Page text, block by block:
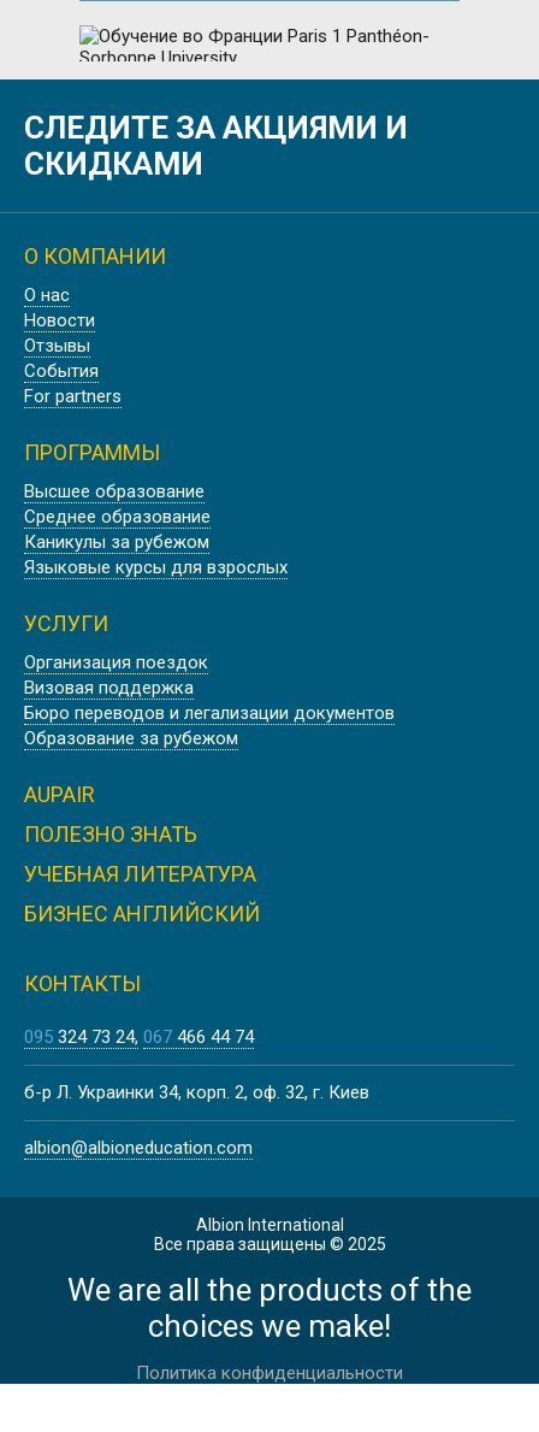
ОБУЧЕНИЕ ВО ФРАНЦИИ PARIS 1
PANTHÉON-SORBONNE UNIVERSITY
ШТУДИЕНКОЛЛЕГ КАРЛСРУЭ,
WASHINGTON STATE UNIVERSITY |
CША
COLORADO STATE UNIVERSITY |
CША
UNIVERSITY OF APPLIED SCIENCES
FRANKFURT, ГЕРМАНИЯ
UNIVERSITY OF APPLIED SCIENCES
MUNICH I ГЕРМАНИЯ
СЛЕДИТЕ ЗА АКЦИЯМИ И
СКИДКАМИ
О КОМПАНИИ
О нас
Новости
Отзывы
События
For partners
ПРОГРАММЫ
Высшее образование
Среднее образование
Каникулы за рубежом
Языковые курсы для взрослых
УСЛУГИ
Организация поездок
Визовая поддержка
Бюро переводов и легализации документов
Образование за рубежом
AUPAIR
ПОЛЕЗНО ЗНАТЬ
УЧЕБНАЯ ЛИТЕРАТУРА
БИЗНЕС АНГЛИЙСКИЙ
КОНТАКТЫ
095 324 73 24 067 466 44 74
б-р Л. Украинки 34, корп. 2, оф. 32, г. Киев
albion@albioneducation.com
Albion International
Все права защищены © 2025
We are all the products of the
choices we make!
Политика конфиденциальности